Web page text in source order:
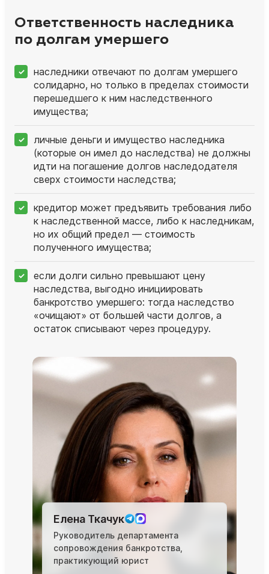
Ответственность наследника
по долгам умершего
наследники отвечают по долгам умершего
солидарно, но только в пределах стоимости
перешедшего к ним наследственного
имущества;
личные деньги и имущество наследника
(которые он имел до наследства) не должны
идти на погашение долгов наследодателя
сверх стоимости наследства;
кредитор может предъявить требования либо
к наследственной массе, либо к наследникам,
но их общий предел — стоимость
полученного имущества;
если долги сильно превышают цену
наследства, выгодно инициировать
банкротство умершего: тогда наследство
«очищают» от большей части долгов, а
остаток списывают через процедуру.
Елена Ткачук
Руководитель департамента
сопровождения банкротства,
практикующий юрист